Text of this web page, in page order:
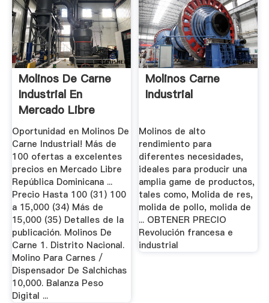
Molinos De Carne
Industrial En
Mercado Libre
República ...
Oportunidad en Molinos De
Carne Industrial! Más de
100 ofertas a excelentes
precios en Mercado Libre
República Dominicana ...
Precio Hasta 100 (31) 100
a 15,000 (34) Más de
15,000 (35) Detalles de la
publicación. Molinos De
Carne 1. Distrito Nacional.
Molino Para Carnes /
Dispensador De Salchichas
10,000. Balanza Peso
Digital ...
Molinos Carne
Industrial
Molinos de alto
rendimiento para
diferentes necesidades,
ideales para producir una
amplia game de productos,
tales como, Molida de res,
molida de pollo, molida de
... OBTENER PRECIO
Revolución francesa e
industrial